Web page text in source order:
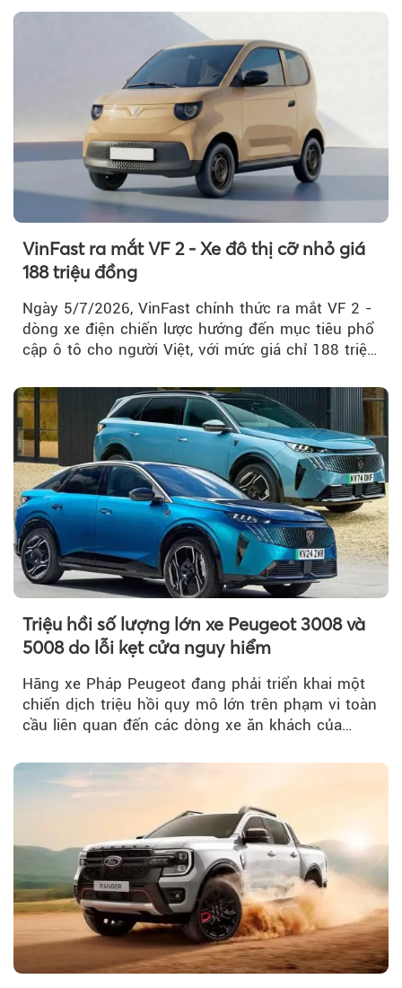
VinFast ra mắt VF 2 - Xe đô thị cỡ nhỏ giá
188 triệu đồng
Ngày 5/7/2026, VinFast chính thức ra mắt VF 2 -
dòng xe điện chiến lược hướng đến mục tiêu phổ
cập ô tô cho người Việt, với mức giá chỉ 188 triệu
Triệu hồi số lượng lớn xe Peugeot 3008 và
5008 do lỗi kẹt cửa nguy hiểm
Hãng xe Pháp Peugeot đang phải triển khai một
chiến dịch triệu hồi quy mô lớn trên phạm vi toàn
cầu liên quan đến các dòng xe ăn khách của